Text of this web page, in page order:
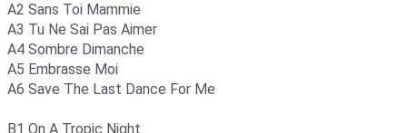
A2 Sans Toi Mammie
A3 Tu Ne Sai Pas Aimer
A4 Sombre Dimanche
A5 Embrasse Moi
A6 Save The Last Dance For Me
B1 On A Tropic Night